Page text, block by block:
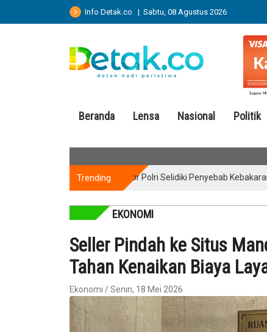
Info Detak.co | Sabtu, 08 Agustus 2026
Beranda Lensa Nasional Politik
Trending
Puslabfor Polri Selidiki Penyebab Kebakaran
EKONOMI
Seller Pindah ke Situs
Tahan Kenaikan Biaya
Ekonomi / Senin, 18 Mei 2026